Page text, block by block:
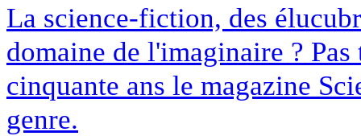
La science-fiction, des
domaine de l'imaginaire ?
cinquante ans le magazine
genre.